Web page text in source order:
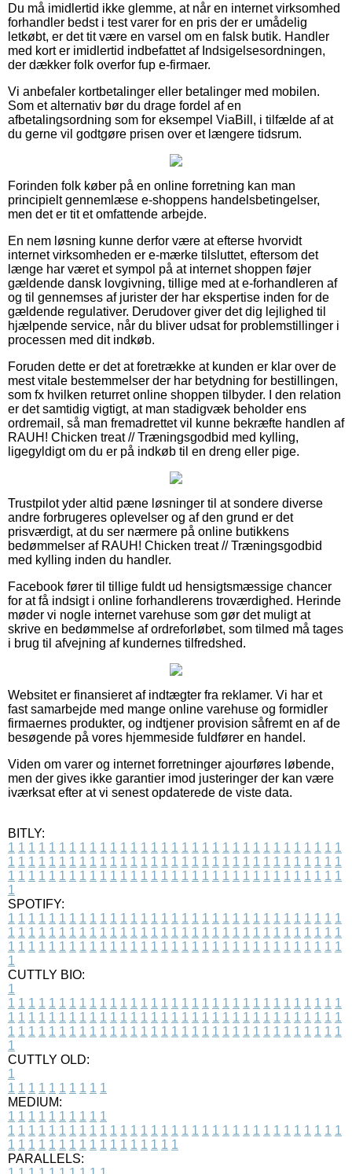
Du må imidlertid ikke glemme, at når en internet virksomhed
forhandler bedst i test varer for en pris der er umådelig
letkøbt, er det tit være en varsel om en falsk butik. Handler
med kort er imidlertid indbefattet af Indsigelsesordningen,
der dækker folk overfor fup e-firmaer.
Vi anbefaler kortbetalinger eller betalinger med mobilen.
Som et alternativ bør du drage fordel af en
afbetalingsordning som for eksempel ViaBill, i tilfælde af at
du gerne vil godtgøre prisen over et længere tidsrum.
Forinden folk køber på en online forretning kan man
principielt gennemlæse e-shoppens handelsbetingelser,
men det er tit et omfattende arbejde.
En nem løsning kunne derfor være at efterse hvorvidt
internet virksomheden er e-mærke tilsluttet, eftersom det
længe har været et sympol på at internet shoppen føjer
gældende dansk lovgivning, tillige med at e-forhandleren af
og til gennemses af jurister der har ekspertise inden for de
gældende regulativer. Derudover giver det dig lejlighed til
hjælpende service, når du bliver udsat for problemstillinger i
processen med dit indkøb.
Foruden dette er det at foretrække at kunden er klar over de
mest vitale bestemmelser der har betydning for bestillingen,
som fx hvilken returret online shoppen tilbyder. I den relation
er det samtidig vigtigt, at man stadigvæk beholder ens
ordremail, så man fremadrettet vil kunne bekræfte handlen af
RAUH! Chicken treat // Træningsgodbid med kylling,
ligegyldigt om du er på indkøb til en dreng eller pige.
Trustpilot yder altid pæne løsninger til at sondere diverse
andre forbrugeres oplevelser og af den grund er det
prisværdigt, at du ser nærmere på online butikkens
bedømmelser af RAUH! Chicken treat // Træningsgodbid
med kylling inden du handler.
Facebook fører til tillige fuldt ud hensigtsmæssige chancer
for at få indsigt i online forhandlerens troværdighed. Herinde
møder vi nogle internet varehuse som gør det muligt at
skrive en bedømmelse af ordreforløbet, som tilmed må tages
i brug til afvejning af kundernes tilfredshed.
Websitet er finansieret af indtægter fra reklamer. Vi har et
fast samarbejde med mange online varehuse og formidler
firmaernes produkter, og indtjener provision såfremt en af de
besøgende på vores hjemmeside fuldfører en handel.
Viden om varer og internet forretninger ajourføres løbende,
men der gives ikke garantier imod justeringer der kan være
iværksat efter at vi senest opdaterede de viste data.
BITLY:
1 1 1 1 1 1 1 1 1 1 1 1 1 1 1 1 1 1 1 1 1 1 1 1 1 1 1 1 1 1 1 1 1
1 1 1 1 1 1 1 1 1 1 1 1 1 1 1 1 1 1 1 1 1 1 1 1 1 1 1 1 1 1 1 1 1
1 1 1 1 1 1 1 1 1 1 1 1 1 1 1 1 1 1 1 1 1 1 1 1 1 1 1 1 1 1 1 1 1
1
SPOTIFY:
1 1 1 1 1 1 1 1 1 1 1 1 1 1 1 1 1 1 1 1 1 1 1 1 1 1 1 1 1 1 1 1 1
1 1 1 1 1 1 1 1 1 1 1 1 1 1 1 1 1 1 1 1 1 1 1 1 1 1 1 1 1 1 1 1 1
1 1 1 1 1 1 1 1 1 1 1 1 1 1 1 1 1 1 1 1 1 1 1 1 1 1 1 1 1 1 1 1 1
1
CUTTLY BIO:
1
1 1 1 1 1 1 1 1 1 1 1 1 1 1 1 1 1 1 1 1 1 1 1 1 1 1 1 1 1 1 1 1 1
1 1 1 1 1 1 1 1 1 1 1 1 1 1 1 1 1 1 1 1 1 1 1 1 1 1 1 1 1 1 1 1 1
1 1 1 1 1 1 1 1 1 1 1 1 1 1 1 1 1 1 1 1 1 1 1 1 1 1 1 1 1 1 1 1 1
1
CUTTLY OLD:
1
1 1 1 1 1 1 1 1 1 1
MEDIUM:
1 1 1 1 1 1 1 1 1 1
1 1 1 1 1 1 1 1 1 1 1 1 1 1 1 1 1 1 1 1 1 1 1 1 1 1 1 1 1 1 1 1 1
1 1 1 1 1 1 1 1 1 1 1 1 1 1 1 1 1
PARALLELS: